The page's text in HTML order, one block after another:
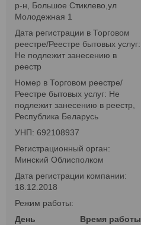
р-н, Большое Стиклево,ул
Молодежная 1
Дата регистрации в Торговом
реестре/Реестре бытовых услуг:
Не подлежит занесению в
реестр
Номер в Торговом реестре/
Реестре бытовых услуг: Не
подлежит занесению в реестр,
Республика Беларусь
УНП: 692108937
Регистрационный орган:
Минский Облисполком
Дата регистрации компании:
18.12.2018
Режим работы:
День
Время работы